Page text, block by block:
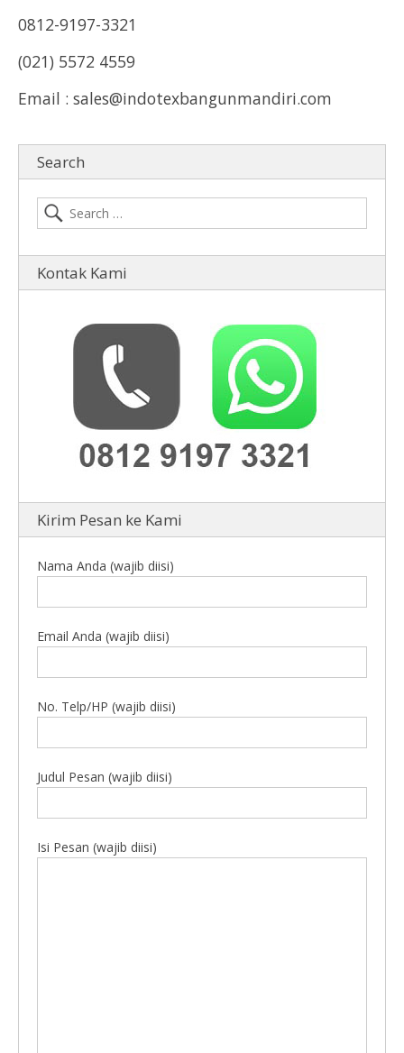
0812-9197-3321
(021) 5572 4559
Email : sales@indotexbangunmandiri.com
Search
Kontak Kami
Kirim Pesan ke Kami
Nama Anda (wajib diisi)
Email Anda (wajib diisi)
No. Telp/HP (wajib diisi)
Judul Pesan (wajib diisi)
Isi Pesan (wajib diisi)